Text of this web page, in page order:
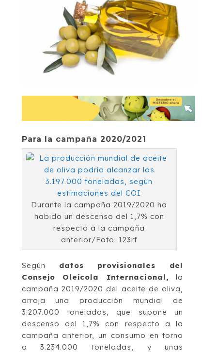
Para la campaña 2020/2021
Durante la campaña 2019/2020 ha
habido un descenso del 1,7% con
respecto a la campaña
anterior/Foto: 123rf
Según datos provisionales del
Consejo Oleícola Internacional, la
campaña 2019/2020 del aceite de oliva,
arroja una producción mundial de
3.207.000 toneladas, que supone un
descenso del 1,7% con respecto a la
campaña anterior, un consumo en torno
a 3.234.000 toneladas, y unas